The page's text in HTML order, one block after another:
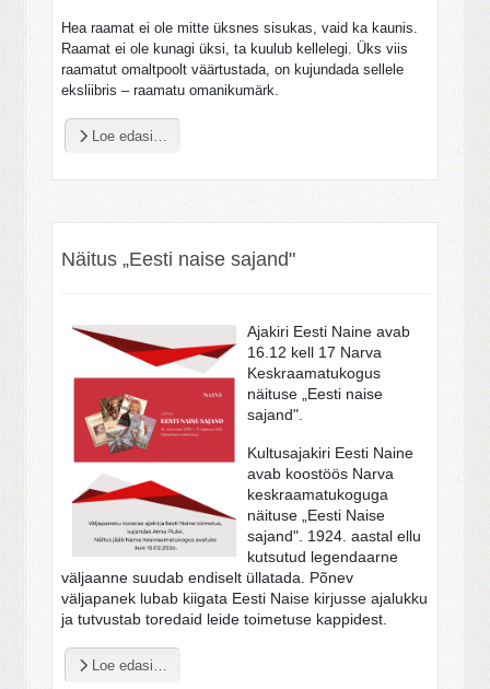
Hea raamat ei ole mitte üksnes sisukas, vaid ka kaunis.
Raamat ei ole kunagi üksi, ta kuulub kellelegi. Üks viis
raamatut omaltpoolt väärtustada, on kujundada sellele
eksliibris – raamatu omanikumärk.
Loe edasi…
Näitus „Eesti naise sajand"
Ajakiri Eesti Naine avab
16.12 kell 17 Narva
Keskraamatukogus
näituse „Eesti naise
sajand".
Kultusajakiri Eesti Naine
avab koostöös Narva
keskraamatukoguga
näituse „Eesti Naise
sajand". 1924. aastal ellu
kutsutud legendaarne
väljaanne suudab endiselt üllatada. Põnev
väljapanek lubab kiigata Eesti Naise kirjusse ajalukku
ja tutvustab toredaid leide toimetuse kappidest.
Loe edasi…